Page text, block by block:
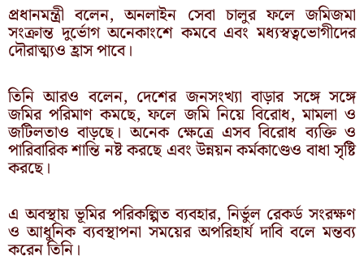
প্রধানমন্ত্রী বলেন, অনলাইন সেবা চালুর ফলে জমিজমা
সংক্রান্ত দুর্ভোগ অনেকাংশে কমবে এবং মধ্যস্বত্বভোগীদের
দৌরাত্ম্যও হ্রাস পাবে।
তিনি আরও বলেন, দেশের জনসংখ্যা বাড়ার সঙ্গে সঙ্গে
জমির পরিমাণ কমছে, ফলে জমি নিয়ে বিরোধ, মামলা ও
জটিলতাও বাড়ছে। অনেক ক্ষেত্রে এসব বিরোধ ব্যক্তি ও
পারিবারিক শান্তি নষ্ট করছে এবং উন্নয়ন কর্মকাণ্ডেও বাধা সৃষ্টি
করছে।
এ অবস্থায় ভূমির পরিকল্পিত ব্যবহার, নির্ভুল রেকর্ড সংরক্ষণ
ও আধুনিক ব্যবস্থাপনা সময়ের অপরিহার্য দাবি বলে মন্তব্য
করেন তিনি।